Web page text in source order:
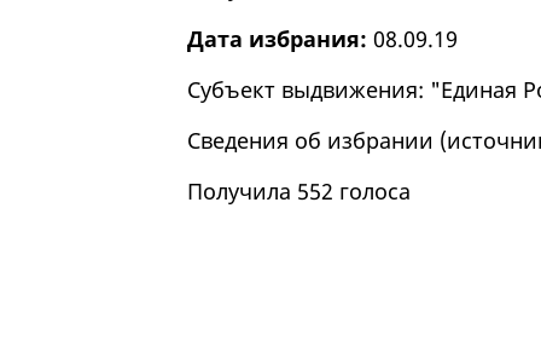
Дата избрания: 08.09.19
Субъект выдвижения: "Единая
Сведения об избрании (
Получила 552 голоса